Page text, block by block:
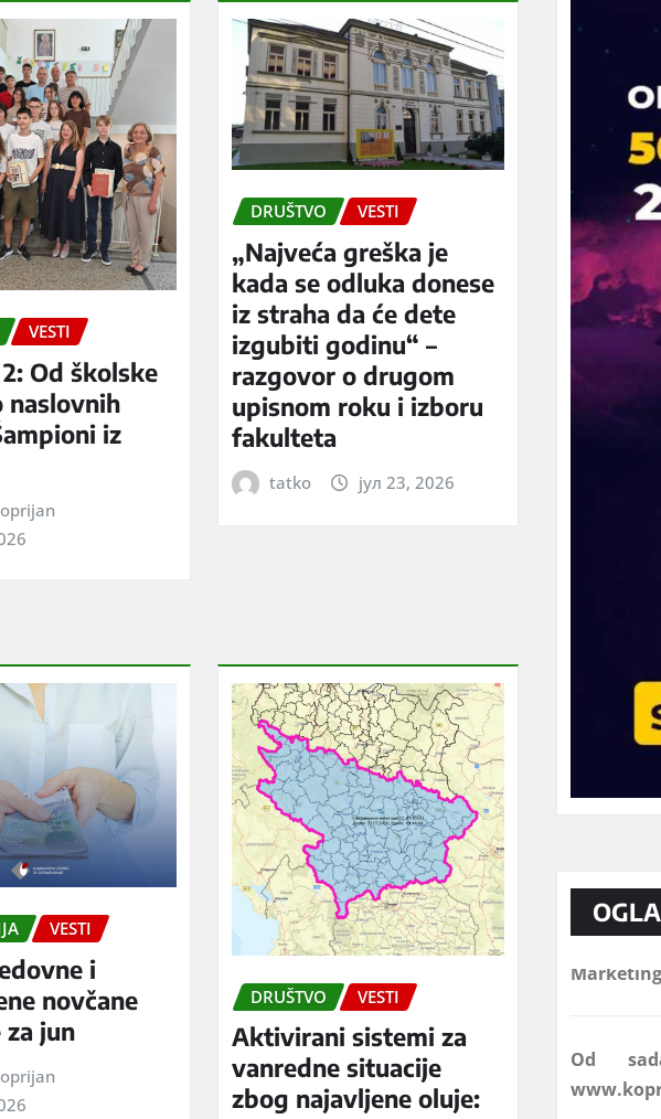
VESTI
Od školske
naslovnih
iz
DRUŠTVO VESTI
„Najveća greška je
kada se odluka donese
iz straha da će dete
izgubiti godinu“ –
razgovor o drugom
upisnom roku i izboru
fakulteta
tatko јул 23, 2026
VESTI
i
novčane
za jun
DRUŠTVO VESTI
Aktivirani sistemi za
vanredne situacije
zbog najavljene oluje: